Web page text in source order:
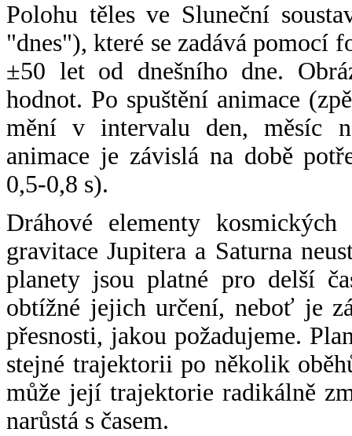
Polohu těles ve Sluneční
"dnes"), které se zadává pomocí
±50 let od dnešního dne.
hodnot. Po spuštění animace
mění v intervalu den, měsíc
animace je závislá na době
0,5-0,8 s).
Dráhové elementy
gravitace Jupitera a Saturna
planety jsou platné pro delší
obtížné jejich určení, neboť je
přesnosti, jakou požadujeme.
stejné trajektorii po několik
může její trajektorie radikálně
narůstá s časem.